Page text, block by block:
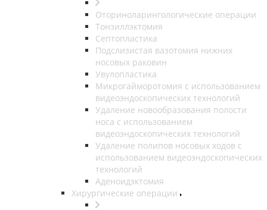
Оториноларингологические операции
Тонзиллэктомия
Септопластика
Подслизистая вазотомия нижних
носовых раковин
Увулопластика
Микрогайморотомия с использованием
видеоэндоскопических технологий
Удаление новообразования полости
носа с использованием
видеоэндоскопических технологий
Удаление полипов носовых ходов с
использованием видеоэндоскопических
технологий
Аденоидэктомия
Хирургические операции